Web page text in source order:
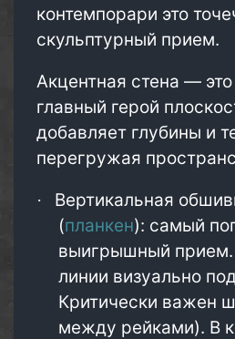
контемпорари это
скульптурный прием.
Акцентная стена —
главный герой
добавляет глубины и
перегружая
·
Вертикальная
(планкен): самый
выигрышный прием.
линии визуально
Критически важен
между рейками). В